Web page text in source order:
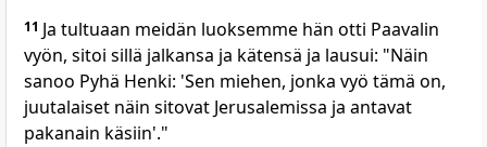
11 Ja tultuaan meidän luoksemme hän otti Paavalin
vyön, sitoi sillä jalkansa ja kätensä ja lausui: "Näin
sanoo Pyhä Henki: 'Sen miehen, jonka vyö tämä on,
juutalaiset näin sitovat Jerusalemissa ja antavat
pakanain käsiin'."